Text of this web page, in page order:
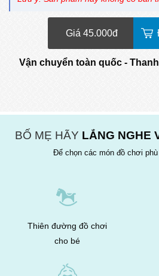
Giá 45.000đ
Vận chuyển toàn quốc -
BỐ MẸ HÃY LẮNG NGHE
Để chọn các món đồ chơi
Thiên đường đồ chơi
cho bé